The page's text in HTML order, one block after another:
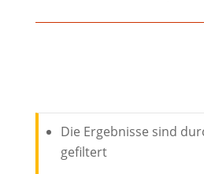
Die Ergebnisse sind
gefiltert